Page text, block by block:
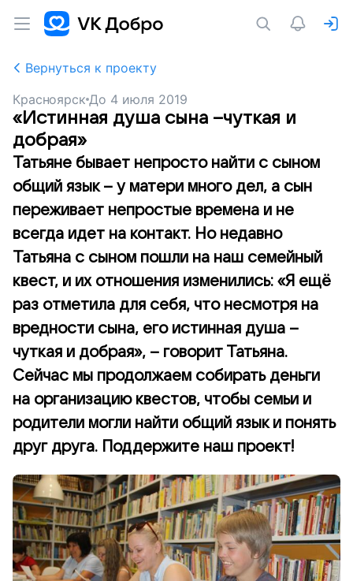
Вернуться к проекту
Красноярск До 4 июля 2019
«Истинная душа сына –чуткая и
добрая»
Татьяне бывает непросто найти с сыном
общий язык – у матери много дел, а сын
переживает непростые времена и не
всегда идет на контакт. Но недавно
Татьяна с сыном пошли на наш семейный
квест, и их отношения изменились: «Я ещё
раз отметила для себя, что несмотря на
вредности сына, его истинная душа –
чуткая и добрая», – говорит Татьяна.
Сейчас мы продолжаем собирать деньги
на организацию квестов, чтобы семьи и
родители могли найти общий язык и понять
друг друга. Поддержите наш проект!